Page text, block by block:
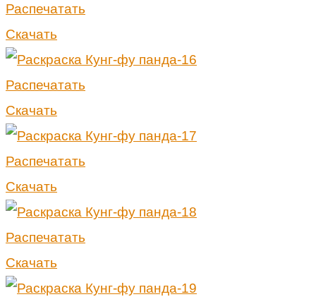
Распечатать
Скачать
Распечатать
Скачать
Распечатать
Скачать
Распечатать
Скачать